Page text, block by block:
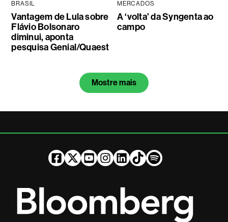
BRASIL
Vantagem de Lula sobre
Flávio Bolsonaro
diminui, aponta
pesquisa Genial/Quaest
MERCADOS
A ‘volta’ da Syngenta ao
campo
Mostre mais